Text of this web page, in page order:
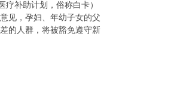
疗补助计划，俗称白卡）
见，孕妇、年幼子女的父
的人群，将被豁免遵守新